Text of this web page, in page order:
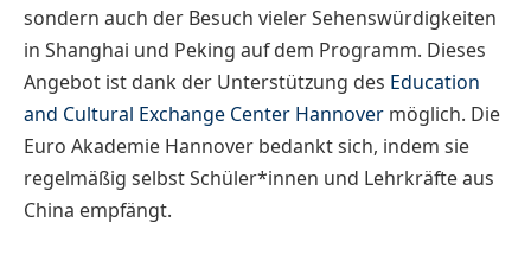
sondern auch der Besuch vieler Sehenswürdigkeiten
in Shanghai und Peking auf dem Programm. Dieses
Angebot ist dank der Unterstützung des Education
and Cultural Exchange Center Hannover möglich. Die
Euro Akademie Hannover bedankt sich, indem sie
regelmäßig selbst Schüler*innen und Lehrkräfte aus
China empfängt.